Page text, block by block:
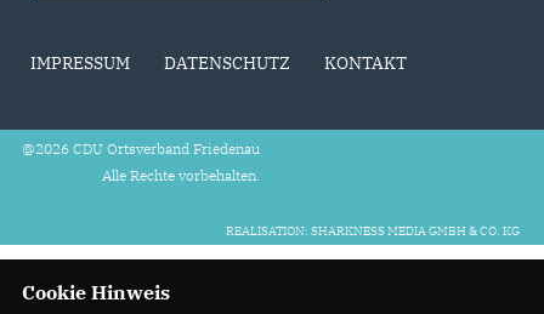
IMPRESSUM DATENSCHUTZ KONTAKT
@2026 CDU Ortsverband Friedenau
Alle Rechte vorbehalten.
REALISATION: SHARKNESS MEDIA GMBH & CO. KG
Cookie Hinweis